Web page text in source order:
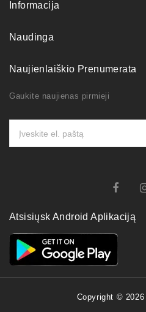
Informacija
Naudinga
Naujienlaiškio Prenumerata
Gaukite naujienas pirmieji
Atsisiųsk Android Aplikaciją
Copyright ©